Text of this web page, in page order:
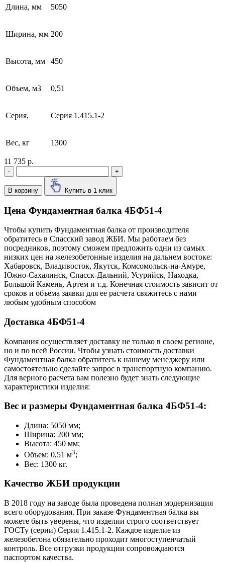
Длина, мм 5050
Ширина, мм 200
Высота, мм 450
Объем, м3 0,51
Серия, Серия 1.415.1-2
Вес, кг 1300
11 735 р.
- +
В корзину Купить в 1 клик
Цена Фундаментная балка 4БФ51-4
Чтобы купить Фундаментная балка от производителя
обратитесь в Cпасский завод ЖБИ. Мы работаем без
посредников, поэтому сможем предложить одни из самых
низких цен на железобетонные изделия на дальнем востоке:
Хабаровск, Владивосток, Якутск, Комсомольск-на-Амуре,
Южно-Сахалинск, Спасск-Дальний, Усурийск, Находка,
Большой Камень, Артем и т.д. Конечная стоимость зависит от
сроков и объема заявки для ее расчета свяжитесь с нами
любым удобным способом
Доставка 4БФ51-4
Компания осуществляет доставку не только в своем регионе,
но и по всей России. Чтобы узнать стоимость доставки
Фундаментная балка обратитесь к нашему менеджеру или
самостоятельно сделайте запрос в транспортную компанию.
Для верного расчета вам полезно будет знать следующие
характеристики изделия:
Вес и размеры Фундаментная балка 4БФ51-4:
Длина: 5050 мм;
Ширина: 200 мм;
Высота: 450 мм;
Объем: 0,51 м3;
Вес: 1300 кг.
Качество ЖБИ продукции
В 2018 году на заводе была проведена полная модернизация
всего оборудования. При заказе Фундаментная балка вы
можете быть уверены, что изделии строго соответствует
ГОСТу (серии) Серия 1.415.1-2. Каждое изделие из
железобетона обязательно проходит многоступенчатый
контроль. Все отгрузки продукции сопровождаются
паспортом качества.